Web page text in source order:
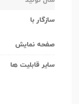
سازگار با
صفحه نمایش
سایر قابلیت ها